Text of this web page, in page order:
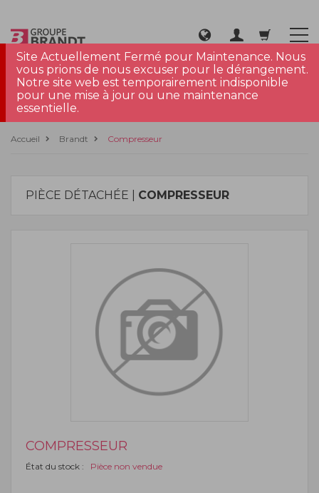
Site Actuellement Fermé pour Maintenance. Nous
vous prions de nous excuser pour le dérangement.
Notre site web est temporairement indisponible
pour une mise à jour ou une maintenance
essentielle.
Accueil Brandt Compresseur
PIÈCE DÉTACHÉE | COMPRESSEUR
COMPRESSEUR
État du stock : Pièce non vendue